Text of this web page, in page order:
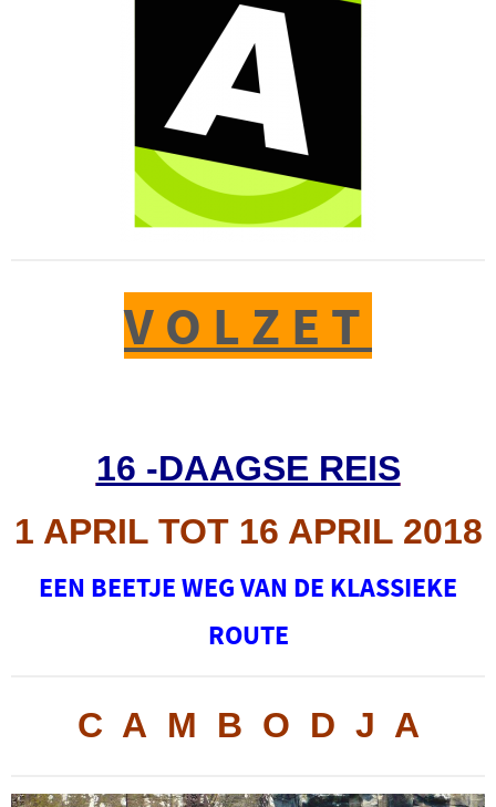
V O L Z E T
16 -DAAGSE REIS
1 APRIL TOT 16 APRIL 2018
EEN BEETJE WEG VAN DE KLASSIEKE
ROUTE
C A M B O D J A